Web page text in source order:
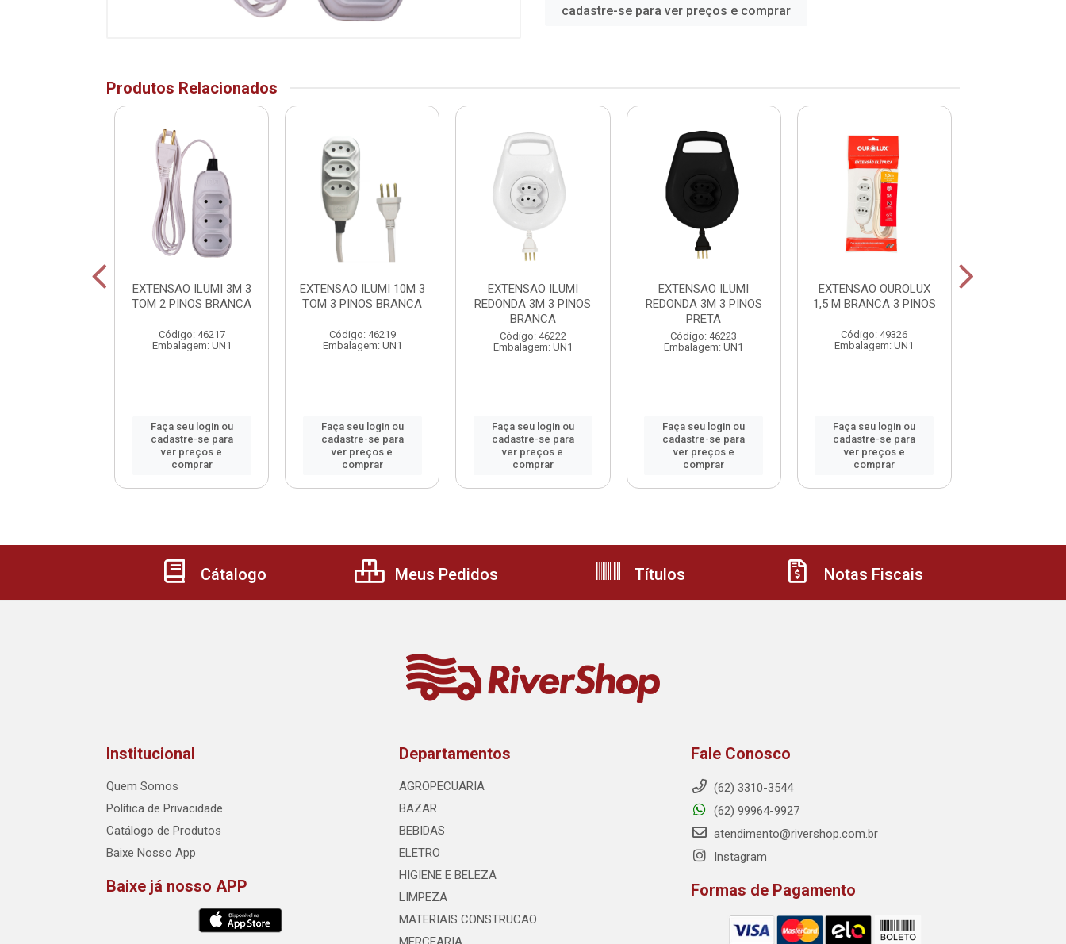
cadastre-se para ver preços e comprar
Produtos Relacionados
EXTENSAO ILUMI 3M 3
TOM 2 PINOS BRANCA
Código: 46217
Embalagem: UN1
Faça seu login ou
cadastre-se para
ver preços e
comprar
EXTENSAO ILUMI 10M 3
TOM 3 PINOS BRANCA
Código: 46219
Embalagem: UN1
Faça seu login ou
cadastre-se para
ver preços e
comprar
EXTENSAO ILUMI
REDONDA 3M 3 PINOS
BRANCA
Código: 46222
Embalagem: UN1
Faça seu login ou
cadastre-se para
ver preços e
comprar
EXTENSAO ILUMI
REDONDA 3M 3 PINOS
PRETA
Código: 46223
Embalagem: UN1
Faça seu login ou
cadastre-se para
ver preços e
comprar
EXTENSAO OUROLUX
1,5 M BRANCA 3 PINOS
Código: 49326
Embalagem: UN1
Faça seu login ou
cadastre-se para
ver preços e
comprar
Cátalogo Meus Pedidos Títulos Notas Fiscais
Institucional
Quem Somos
Política de Privacidade
Catálogo de Produtos
Baixe Nosso App
Baixe já nosso APP
Departamentos
AGROPECUARIA
BAZAR
BEBIDAS
ELETRO
HIGIENE E BELEZA
LIMPEZA
MATERIAIS CONSTRUCAO
Fale Conosco
(62) 3310-3544
(62) 99964-9927
atendimento@rivershop.com.br
Instagram
Formas de Pagamento